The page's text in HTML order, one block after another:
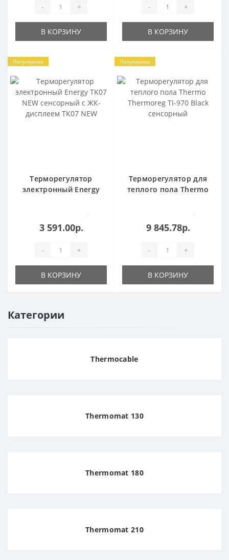
- +
В КОРЗИНУ
- +
В КОРЗИНУ
Популярное
Терморегулятор
электронный Energy
3 591.00р.
- +
В КОРЗИНУ
Популярное
Терморегулятор для
теплого пола Thermo
9 845.78р.
- +
В КОРЗИНУ
Категории
Thermocable
Thermomat 130
Thermomat 180
Thermomat 210